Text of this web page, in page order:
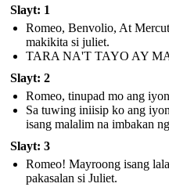
Slayt: 1
Romeo, Benvolio, At
makikita si juliet.
TARA NA'T TAYO AY
Slayt: 2
Romeo, tinupad mo ang
Sa tuwing iniisip ko ang
isang malalim na imbakan
Slayt: 3
Romeo! Mayroong isang
pakasalan si Juliet.